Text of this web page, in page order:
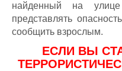
найденный на
представлять
сообщить взрослым.
ЕСЛИ ВЫ